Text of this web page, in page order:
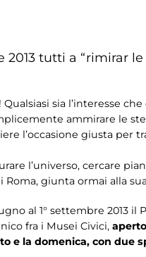
2013 tutti a “rimirar
sia l’interesse
ammirare le
l’occasione giusta per
l’universo, cercare
giunta ormai alla
al 1° settembre 2013
fra i Musei Civici,
e la domenica, con due